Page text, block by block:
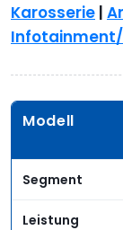
Karosserie |
Modell
Segment
Leistung